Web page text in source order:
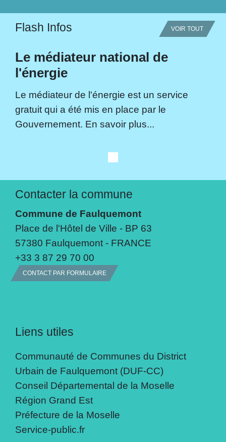
Flash Infos VOIR TOUT
Le médiateur national de
l'énergie
Le médiateur de l'énergie est un service
gratuit qui a été mis en place par le
Gouvernement. En savoir plus...
Contacter la commune
Commune de Faulquemont
Place de l'Hôtel de Ville - BP 63
57380 Faulquemont - FRANCE
+33 3 87 29 70 00
CONTACT PAR FORMULAIRE
Liens utiles
Communauté de Communes du District
Urbain de Faulquemont (DUF-CC)
Conseil Départemental de la Moselle
Région Grand Est
Préfecture de la Moselle
Service-public.fr